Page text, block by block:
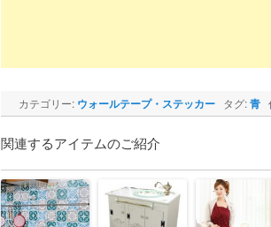
カテゴリー: ウォールテープ・ステッカー タグ:青
関連するアイテムのご紹介